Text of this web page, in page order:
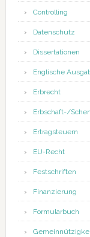
Controlling
Datenschutz
Dissertationen
Englische
Erbrecht
Erbschaft-/
Ertragsteuern
EU-Recht
Festschriften
Finanzierung
Formularbuch